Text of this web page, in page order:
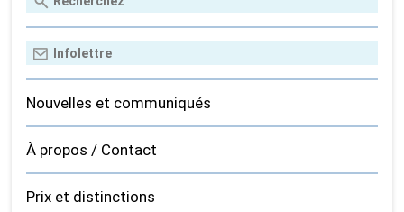
Nouvelles et communiqués
À propos / Contact
Prix et distinctions